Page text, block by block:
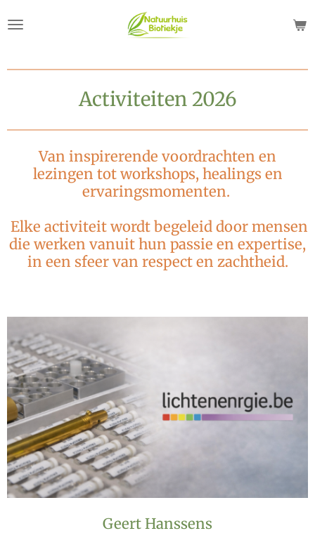
direct
de
Activiteiten 2026
Van inspirerende voordrachten en
lezingen tot workshops, healings en
ervaringsmomenten.
Elke activiteit wordt begeleid door mensen
die werken vanuit hun passie en expertise,
in een sfeer van respect en zachtheid.
Geert Hanssens